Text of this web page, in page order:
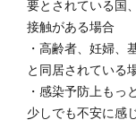
要とされている国
接触がある場合
・高齢者、妊婦、
と同居されている
・感染予防上もっ
少しでも不安に感